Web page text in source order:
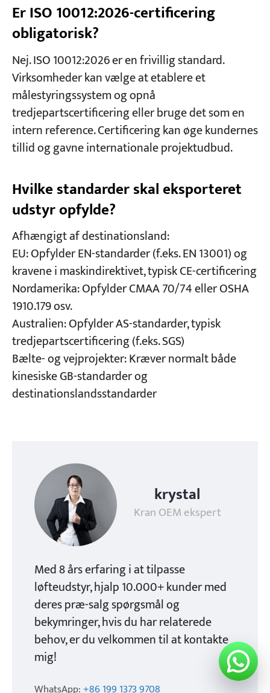
Er ISO 10012:2026-certificering
obligatorisk?
Nej. ISO 10012:2026 er en frivillig standard.
Virksomheder kan vælge at etablere et
målestyringssystem og opnå
tredjepartscertificering eller bruge det som en
intern reference. Certificering kan øge kundernes
tillid og gavne internationale projektudbud.
Hvilke standarder skal eksporteret
udstyr opfylde?
Afhængigt af destinationsland:
EU: Opfylder EN-standarder (f.eks. EN 13001) og
kravene i maskindirektivet, typisk CE-certificering
Nordamerika: Opfylder CMAA 70/74 eller OSHA
1910.179 osv.
Australien: Opfylder AS-standarder, typisk
tredjepartscertificering (f.eks. SGS)
Bælte- og vejprojekter: Kræver normalt både
kinesiske GB-standarder og
destinationslandsstandarder
krystal
Kran OEM ekspert
Med 8 års erfaring i at tilpasse
løfteudstyr, hjalp 10.000+ kunder med
deres præ-salg spørgsmål og
bekymringer, hvis du har relaterede
behov, er du velkommen til at kontakte
mig!
WhatsApp:+86 199 1373 9708